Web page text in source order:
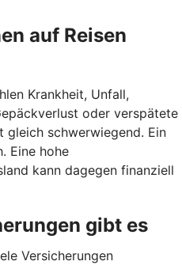
auf Reisen
Krankheit, Unfall,
oder verspätete
gleich schwerwiegend. Ein
Eine hohe
kann dagegen finanziell
gibt es
Versicherungen